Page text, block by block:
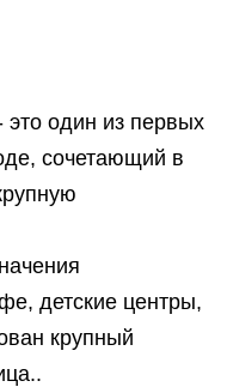
это один из первых
сочетающий в
детские центры,
крупный